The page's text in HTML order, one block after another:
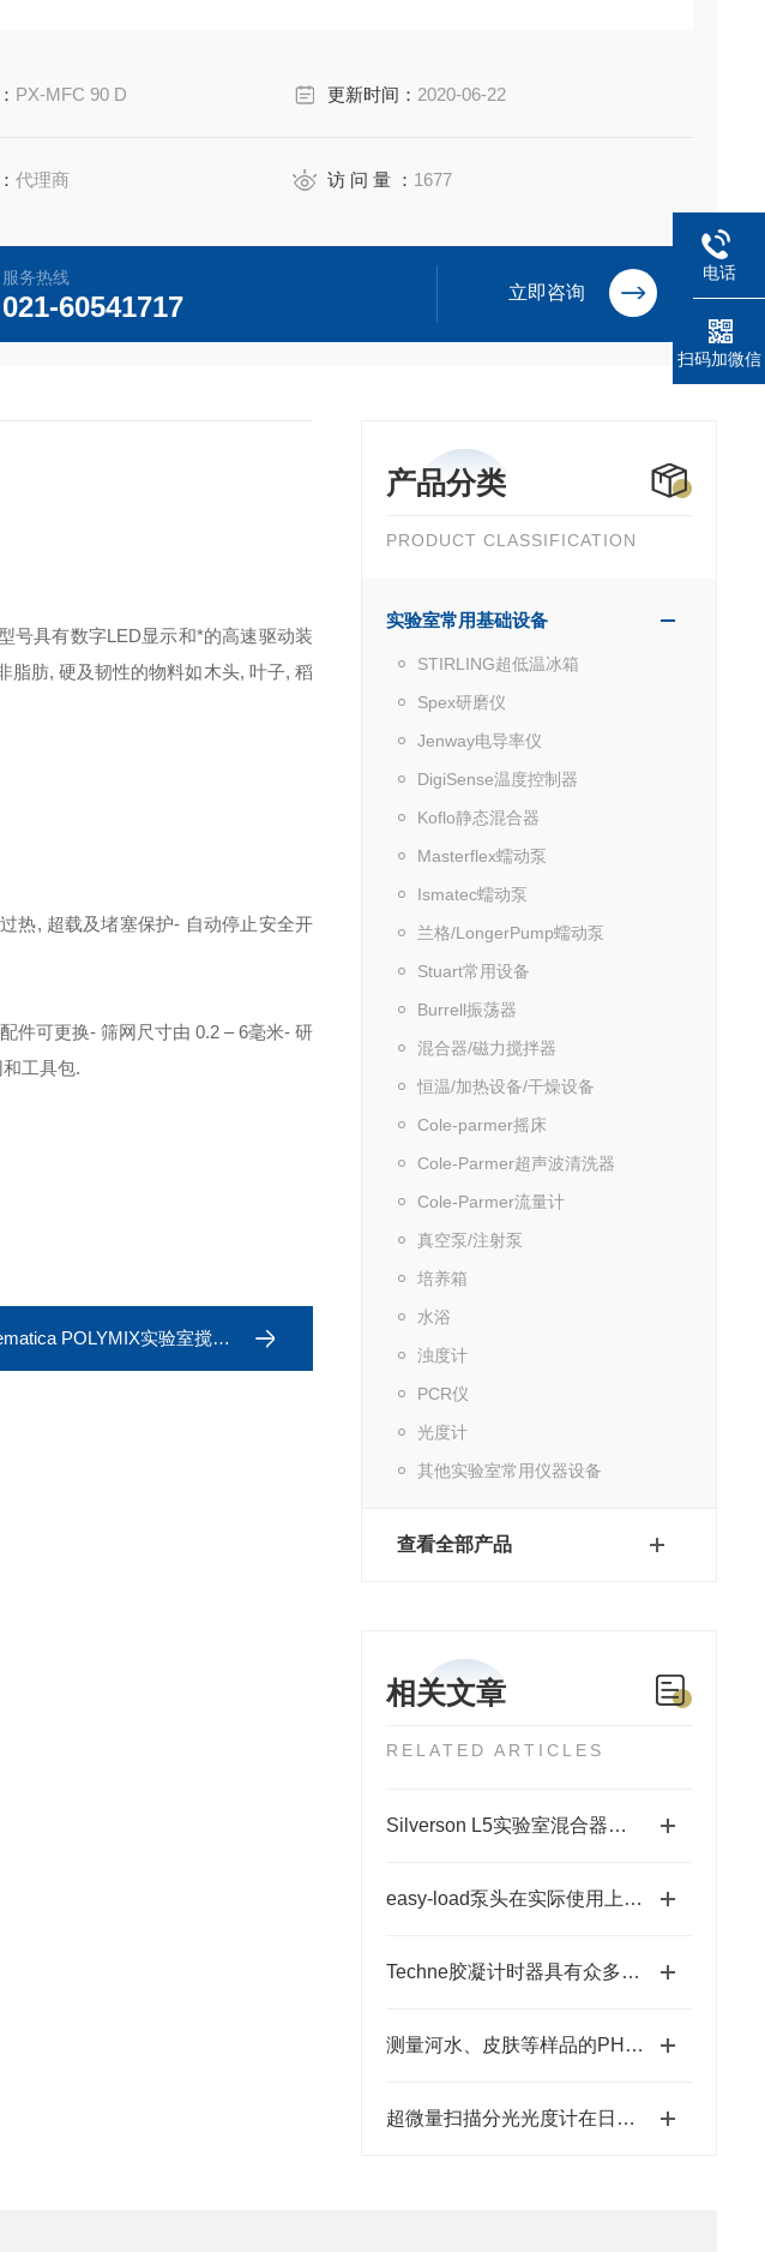
PX-MFC 90 D​ 更新时间： 2020-06-22
代理商 访 问 量 ： 1677
服务热线
021-60541717 立即咨询
产品分类
PRODUCT CLASSIFICATION
实验室常用基础设备
STIRLING超低温冰箱
Spex研磨仪
Jenway电导率仪
DigiSense温度控制器
Koflo静态混合器
Masterflex蠕动泵
Ismatec蠕动泵
兰格/LongerPump蠕动泵
Stuart常用设备
Burrell振荡器
混合器/磁力搅拌器
恒温/加热设备/干燥设备
Cole-parmer摇床
Cole-Parmer超声波清洗器
Cole-Parmer流量计
真空泵/注射泵
培养箱
水浴
浊度计
PCR仪
光度计
其他实验室常用仪器设备
查看全部产品
相关文章
RELATED ARTICLES
Silverson L5实验室混合器是如何运行的？
easy-load泵头在实际使用上具有哪些特点？
Techne胶凝计时器具有众多特点，你知道多少？
测量河水、皮肤等样品的PH时电极的选择
超微量扫描分光光度计在日常使用中的注意事项
号具有数字LED显示和*的高速驱动装
脂肪, 硬及韧性的物料如木头, 叶子, 稻
热, 超载及堵塞保护- 自动停止安全开
件可更换- 筛网尺寸由 0.2 – 6毫米- 研
工具包.
POLYMIX实验室搅拌器
电话
扫码加微信